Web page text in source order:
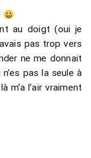
au doigt (oui je
pas trop vers
ne me donnait
pas la seule à
m’a l’air vraiment